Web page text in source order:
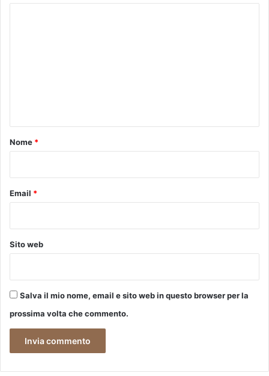
o
Nome *
Email *
Sito web
Salva il mio nome, email e sito web in questo browser per la
prossima volta che commento.